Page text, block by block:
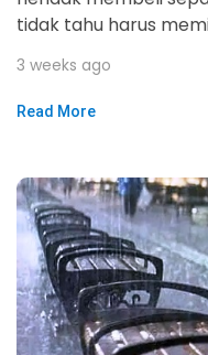
tidak tahu harus
3 weeks ago
Read More